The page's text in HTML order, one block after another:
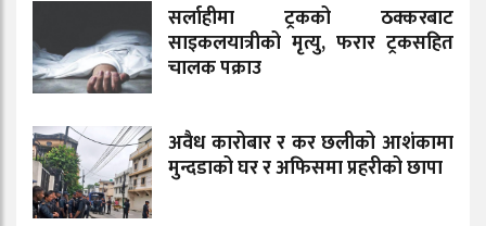
सर्लाहीमा ट्रकको ठक्करबाट
साइकलयात्रीको मृत्यु, फरार ट्रकसहित
चालक पक्राउ
अवैध कारोबार र कर छलीको आशंकामा
मुन्दडाको घर र अफिसमा प्रहरीको छापा